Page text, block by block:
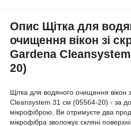
Опис Щітка для
очищення вікон зі
Gardena
20)
Щітка для водяного очищення вікон
Cleansystem 31 см (05564-20) - за
мікрофіброю, Ви отримуєте два
мікрофібра зволожує скляні